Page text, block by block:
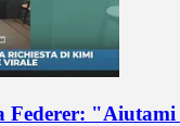
Federer: